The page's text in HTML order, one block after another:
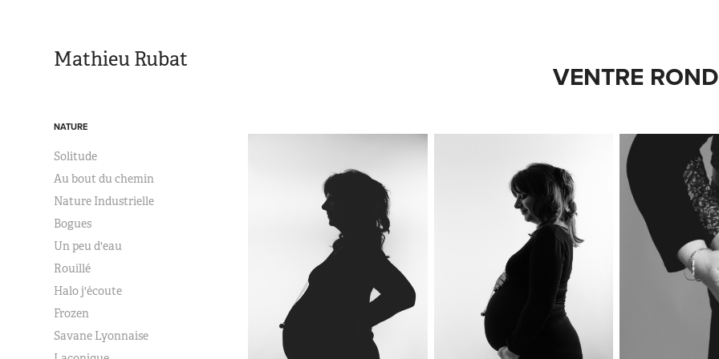
Mathieu Rubat
NATURE
Solitude
Au bout du chemin
Nature Industrielle
Bogues
Un peu d'eau
Rouillé
Halo j'écoute
Frozen
Savane Lyonnaise
VENTRE ROND